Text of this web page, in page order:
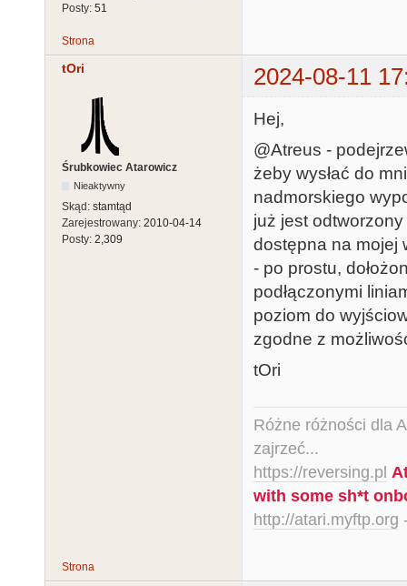
Posty: 51
Strona
tOri 2024-08-11
Śrubkowiec Atarowicz
Nieaktywny
Skąd: stamtąd
Zarejestrowany: 2010-04-14
Posty: 2,309
Hej,
@Atreus -
żeby wysłać do
nadmorskiego
już jest
dostępna na mojej
- po prostu,
podłączonymi
poziom do
zgodne z
tOri
Różne różności dla
zajrzeć...
https://reversing.pl
with some sh*t
http://atari.myftp.org
Strona